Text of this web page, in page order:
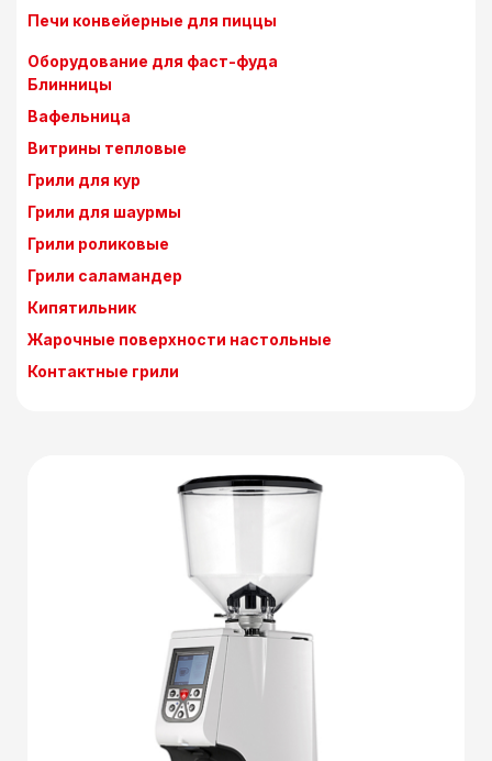
Печи конвейерные для пиццы
Оборудование для фаст-фуда
Блинницы
Вафельница
Витрины тепловые
Грили для кур
Грили для шаурмы
Грили роликовые
Грили саламандер
Кипятильник
Жарочные поверхности настольные
Контактные грили